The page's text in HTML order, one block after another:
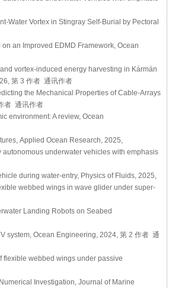
Water Vortex in Stingray Self-Burial by Pectoral
an Improved EDMD Framework, Ocean
vortex-induced energy harvesting in Kármán
第 3 作者 通讯作者
the Mechanical Properties of Cable-Arrays
者 通讯作者
environment: A review, Ocean
Applied Ocean Research, 2025,
autonomous underwater vehicles with emphasis
during water-entry, Physics of Fluids, 2025,
webbed wings in wave glider under super-
Landing Robots on Seabed
system, Ocean Engineering, 2024, 第 2 作者 通
flexible webbed wings under passive
Investigation, Journal of Marine